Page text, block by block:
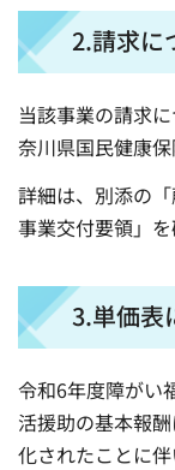
2.請求に
当該事業の請求
奈川県国民健康保
詳細は、別添の
事業交付要領」を
3.単価表
令和6年度障がい
活援助の基本報
化されたことに